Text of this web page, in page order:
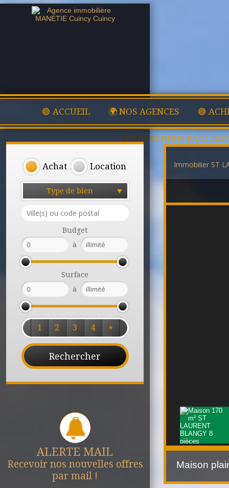
🟢 ACCUEIL 🌍 NOS AGENCES 🟢
✅ BIENS VENDUS PAR
Achat Location
Type de bien
Budget
à
Surface
à
1 2 3 4 +
ALERTE MAIL
Recevoir nos nouvelles offres
par mail !
Immobilier ST
Maison